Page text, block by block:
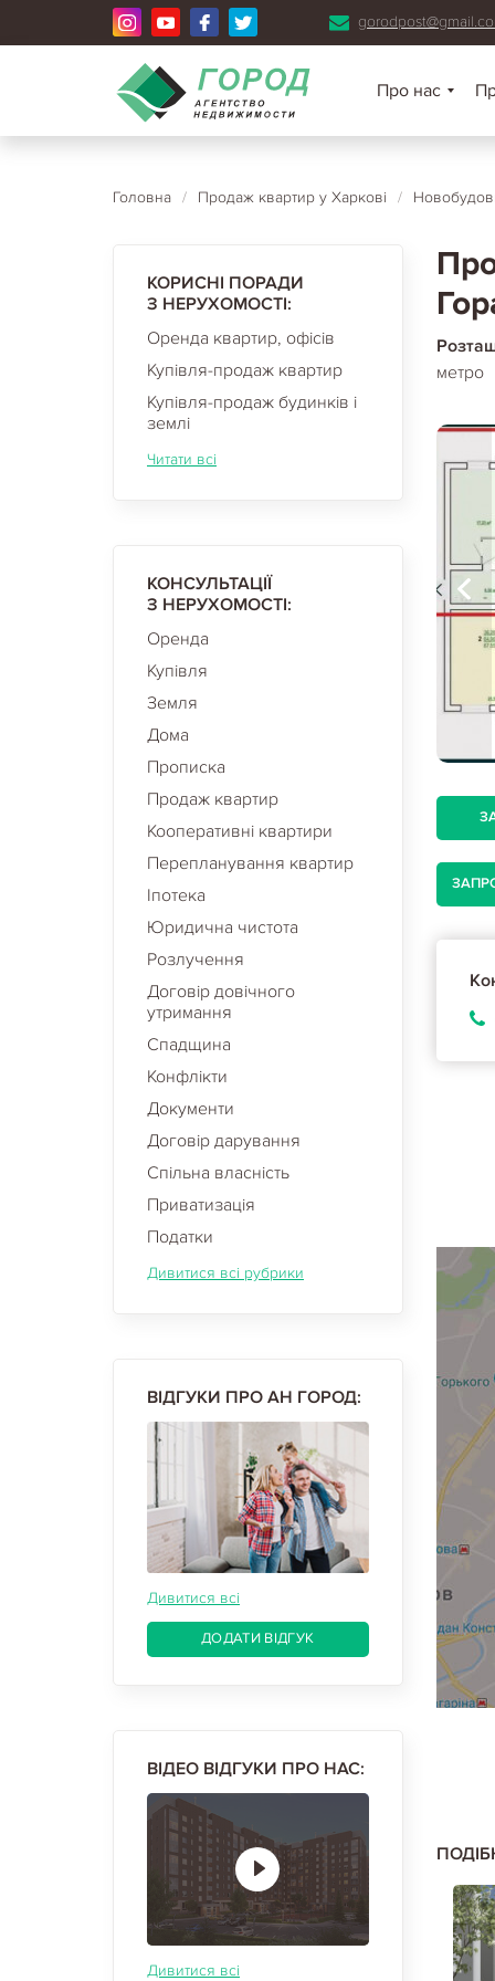
Про нас
Головна / Продаж квартир у Харкові /
КОРИСНІ ПОРАДИ
З НЕРУХОМОСТІ:
Оренда квартир, офісів
Купівля-продаж квартир
Купівля-продаж будинків і
землі
Читати всі
КОНСУЛЬТАЦІЇ
З НЕРУХОМОСТІ:
Оренда
Купівля
Земля
Дома
Прописка
Продаж квартир
Кооперативні квартири
Перепланування квартир
Іпотека
Юридична чистота
Розлучення
Договір довічного
утримання
Спадщина
Конфлікти
Документи
Договір дарування
Спільна власність
Приватизація
Податки
Дивитися всі рубрики
ВІДГУКИ ПРО АН ГОРОД:
Дивитися всі
ДОДАТИ ВІДГУК
ВІДЕО ВІДГУКИ ПРО НАС:
Дивитися всі
метро